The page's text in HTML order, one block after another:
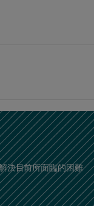
決目前所面臨的困難